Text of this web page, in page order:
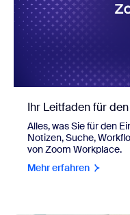
Ihr Leitfaden für
Alles, was Sie für den
Notizen, Suche,
von Zoom Workplace.
Mehr erfahren